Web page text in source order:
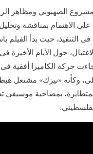
الصهيوني ومظاهر
الاهتمام بمناقشة
التنفيذ، حيث بدأ
حول الأيام الأخيرة فى
حركة الكاميرا أفقية
وكأنه «نيزك» مشتعل
بمصاحبة